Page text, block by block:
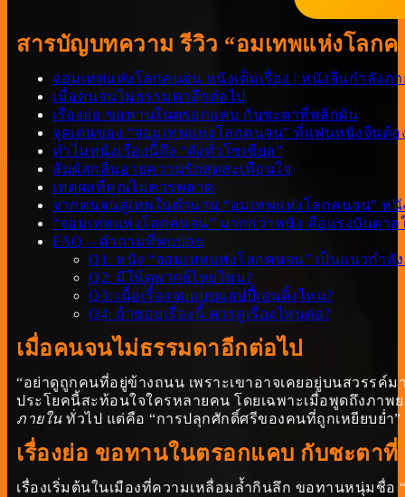
สารบัญบทความ รีวิว “อมเทพแห่งโลก
จอมเทพแห่งโลกคนจน หนังเต็มเรื่อง | หนังจีนกําลังภ
เมื่อคนจนไม่ธรรมดาอีกต่อไป
เรื่องย่อ ขอทานในตรอกแคบ กับชะตาที่พลิกผัน
จุดเด่นของ “จอมเทพแห่งโลกคนจน” ที่แฟนหนังจีนต้อ
ทำไมหนังเรื่องนี้ถึง “ดังทั่วโซเชียล”
สัมผัสกลิ่นอายความรักสุดสะเทือนใจ
เหตุผลที่คุณไม่ควรพลาด
จากคนจนสู่เทพในตำนาน “อมเทพแห่งโลกคนจน” ห
“จอมเทพแห่งโลกคนจน” มากกว่าหนัง คือแรงบันดาล
FAQ – คำถามที่พบบ่อย
Q1: หนัง “จอมเทพแห่งโลกคนจน” เป็นแนวกํา
Q2: มีให้ดูพากย์ไทยไหม?
Q3: เนื้อเรื่องจบแบบแฮปปี้เอนดิ้งไหม?
Q4: ถ้าชอบเรื่องนี้ ควรดูเรื่องไหนต่อ?
เมื่อคนจนไม่ธรรมดาอีกต่อไป
“อย่าดูถูกคนที่อยู่ข้างถนน เพราะเขาอาจเคยอยู่บนสวรรค์
ประโยคนี้สะท้อนใจใครหลายคน โดยเฉพาะเมื่อพูดถึงภาพ
ภายใน ทั่วไป แต่คือ “การปลุกศักดิ์ศรีของคนที่ถูกเหยียบย่
เรื่องย่อ ขอทานในตรอกแคบ กับชะตา
เรื่องเริ่มต้นในเมืองที่ความเหลื่อมล้ำกินลึก ขอทานหนุ่มชื่อ